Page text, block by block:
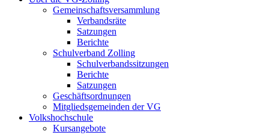
Gemeinschaftsversammlung
Verbandsräte
Satzungen
Berichte
Schulverband Zolling
Schulverbandssitzungen
Berichte
Satzungen
Geschäftsordnungen
Mitgliedsgemeinden der VG
Volkshochschule
Kursangebote